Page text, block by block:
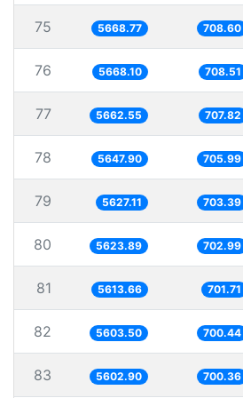
75 5668.77 708.60
76 5668.10 708.51
77 5662.55 707.82
78 5647.90 705.99
79 5627.11 703.39
80 5623.89 702.99
81 5613.66 701.71
82 5603.50 700.44
83 5602.90 700.36